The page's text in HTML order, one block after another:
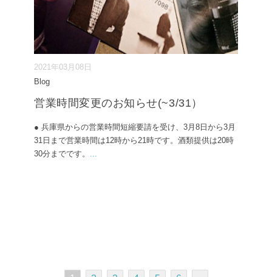
2021年03月08日
Blog
営業時間変更のお知らせ(~3/31）
● 兵庫県からの営業時間短縮要請を受け、3月8日から3月
31日まで営業時間は12時から21時です。酒類提供は20時
30分までです。